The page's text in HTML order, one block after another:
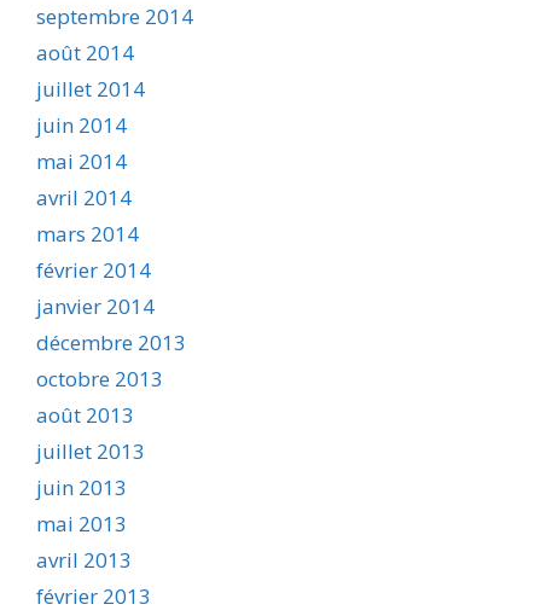
septembre 2014
août 2014
juillet 2014
juin 2014
mai 2014
avril 2014
mars 2014
février 2014
janvier 2014
décembre 2013
octobre 2013
août 2013
juillet 2013
juin 2013
mai 2013
avril 2013
février 2013